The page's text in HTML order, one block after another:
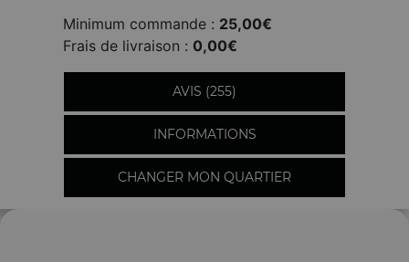
Minimum commande : 25,00€
Frais de livraison : 0,00€
AVIS (255)
INFORMATIONS
CHANGER MON QUARTIER